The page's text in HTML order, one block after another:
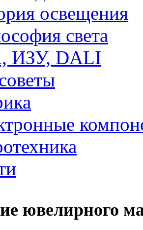
освещения
света
ИЗУ, DALI
ювелирного